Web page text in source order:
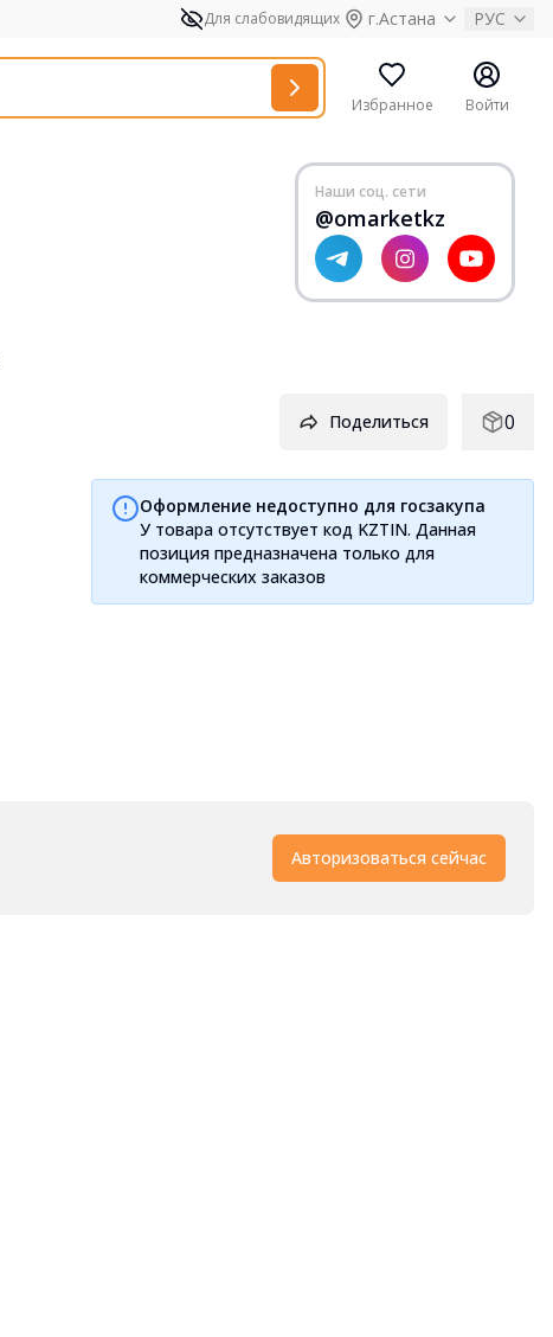
Для слабовидящих г.Астана РУС
Избранное Войти
Наши соц. сети
@omarketkz
Поделиться 0
Оформление недоступно для госзакупа
У товара отсутствует код KZTIN. Данная
позиция предназначена только для
коммерческих заказов
Авторизоваться сейчас